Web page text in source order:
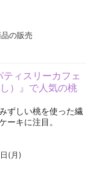
の販売
ティスリーカフェ
）』で人気の桃
ずしい桃を使った繊
ーキに注目。
(月)